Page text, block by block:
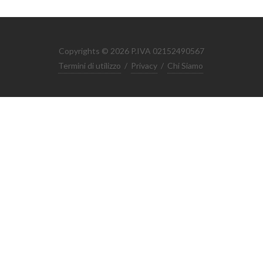
Copyrights © 2026 P.IVA 02152490567
Termini di utilizzo / Privacy / Chi Siamo